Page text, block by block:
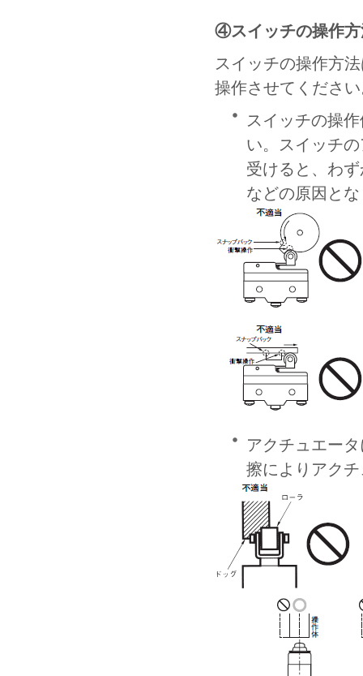
④スイッチの操作方
スイッチの操作方
操作させてくださ
スイッチの操
い。スイッチ
受けると、わ
などの原因と
アクチュエー
擦によりアク